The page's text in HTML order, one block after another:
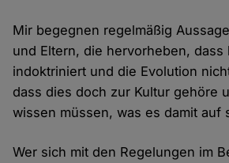
Mir begegnen regelmäßig
und Eltern, die hervorheben, dass
indoktriniert und die Evolution
dass dies doch zur Kultur gehöre
wissen müssen, was es damit auf
Wer sich mit den Regelungen im